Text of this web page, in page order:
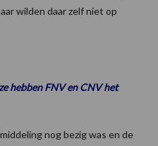
wilden daar zelf niet op
hebben FNV en CNV het
nog bezig was en de